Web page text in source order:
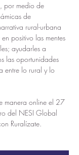
por medio de
de
rural-urbana
positivo las mentes
ayudarles a
las oportunidades
entre lo rural y lo
manera online el 27
del NESI Global
Ruralízate.